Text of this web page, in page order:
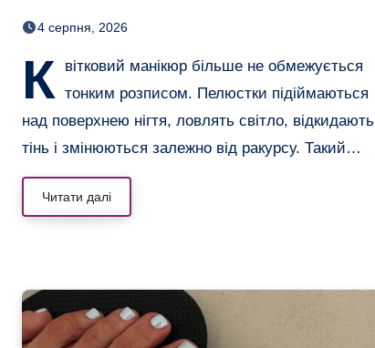
неймовірним 3D-ефектом
4 серпня, 2026
К
вітковий манікюр більше не обмежується
тонким розписом. Пелюстки підіймаються
над поверхнею нігтя, ловлять світло, відкидають
тінь і змінюються залежно від ракурсу. Такий…
Читати далі